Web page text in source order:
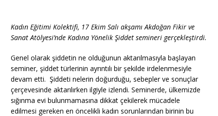
Kadın Eğitimi Kolektifi, 17 Ekim Salı akşamı Akdoğan Fikir ve
Sanat Atölyesi’nde Kadına Yönelik Şiddet semineri gerçekleştirdi.
Genel olarak şiddetin ne olduğunun aktarılmasıyla başlayan
seminer, şiddet türlerinin ayrıntılı bir şekilde irdelenmesiyle
devam etti. Şiddeti nelerin doğurduğu, sebepler ve sonuçlar
çerçevesinde aktarılırken ilgiyle izlendi. Seminerde, ülkemizde
sığınma evi bulunmamasına dikkat çekilerek mücadele
edilmesi gereken en öncelikli kadın sorunlarından birinin bu